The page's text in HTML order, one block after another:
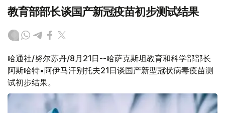
教育部部长谈国产新冠疫苗初步测试结果
哈通社/努尔苏丹/8月21日--哈萨克斯坦教育和科学部部长
阿斯哈特•阿伊马汗别托夫21日谈国产新型冠状病毒疫苗测
试初步结果。